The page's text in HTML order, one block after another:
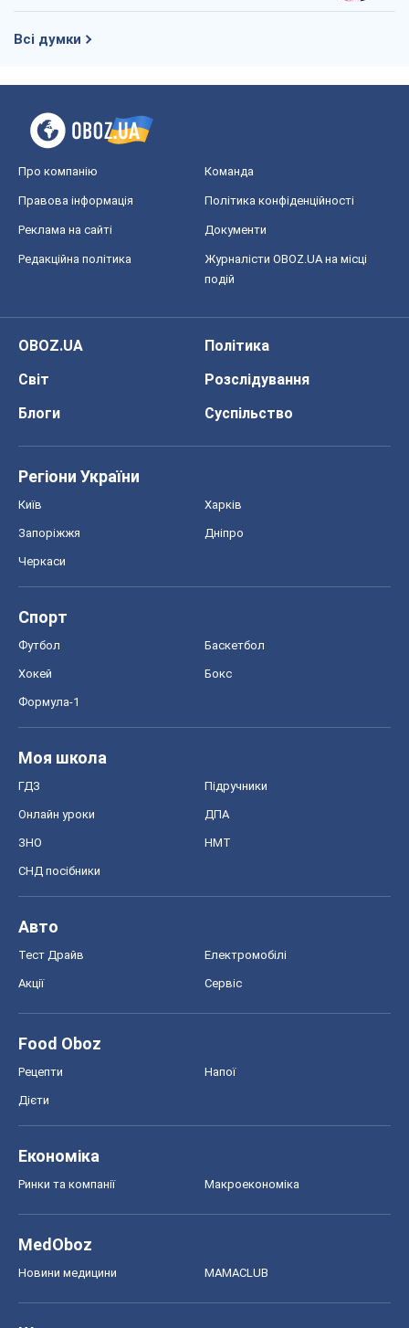
Всі думки
Про компанію Команда
Правова інформація Політика конфіденційності
Реклама на сайті Документи
Редакційна політика
Журналісти OBOZ.UA на місці
подій
OBOZ.UA
Політика
Світ
Розслідування
Блоги
Суспільство
Регіони України
Київ Харків
Запоріжжя Дніпро
Черкаси
Спорт
Футбол Баскетбол
Хокей Бокс
Формула-1
Моя школа
ГДЗ Підручники
Онлайн уроки ДПА
ЗНО НМТ
СНД посібники
Авто
Тест Драйв Електромобілі
Акції Сервіс
Food Oboz
Рецепти Напої
Дієти
Економіка
Ринки та компанії Макроекономіка
MedOboz
Новини медицини MAMACLUB